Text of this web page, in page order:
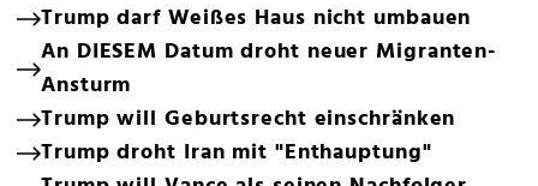
Trump darf Weißes Haus nicht umbauen
An DIESEM Datum droht neuer Migranten-
Ansturm
Trump will Geburtsrecht einschränken
Trump droht Iran mit "Enthauptung"